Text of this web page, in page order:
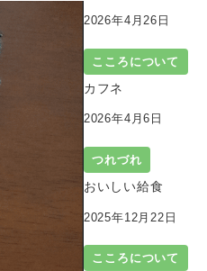
2026年4月26日
こころについて
カフネ
2026年4月6日
つれづれ
おいしい給食
2025年12月22日
こころについて